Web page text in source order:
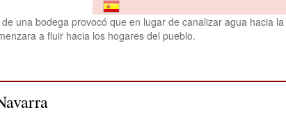
una bodega provocó que en lugar de canalizar agua hacia la
a fluir hacia los hogares del pueblo.